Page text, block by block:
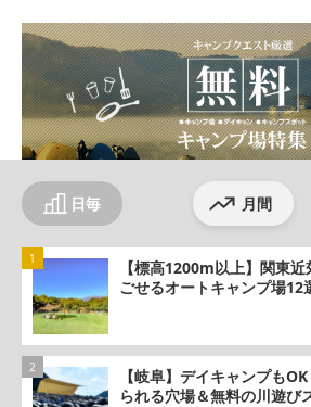
日毎 月間
【標高1200m以上】関東
ごせるオートキャンプ場12
【岐阜】デイキャンプも
られる穴場＆無料の川遊び